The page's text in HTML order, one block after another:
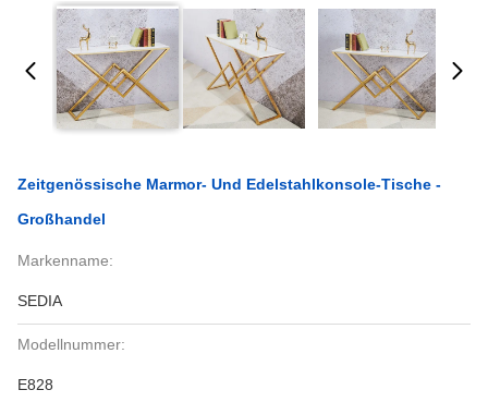
Zeitgenössische Marmor- Und Edelstahlkonsole-Tische -
Großhandel
Markenname:
SEDIA
Modellnummer:
E828